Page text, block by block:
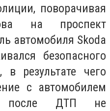
поворачивая
на проспект
автомобиля Skoda
безопасного
в результате чего
с автомобилем
после ДТП не